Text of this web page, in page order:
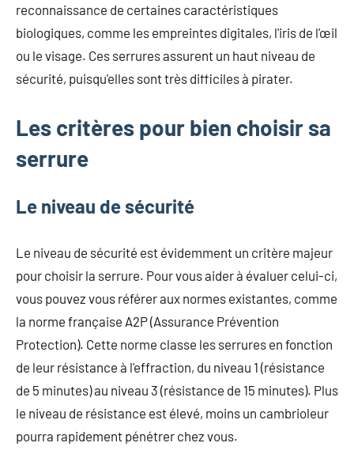
reconnaissance de certaines caractéristiques
biologiques, comme les empreintes digitales, l'iris de l'œil
ou le visage. Ces serrures assurent un haut niveau de
sécurité, puisqu'elles sont très difficiles à pirater.
Les critères pour bien choisir sa
serrure
Le niveau de sécurité
Le niveau de sécurité est évidemment un critère majeur
pour choisir la serrure. Pour vous aider à évaluer celui-ci,
vous pouvez vous référer aux normes existantes, comme
la norme française A2P (Assurance Prévention
Protection). Cette norme classe les serrures en fonction
de leur résistance à l'effraction, du niveau 1 (résistance
de 5 minutes) au niveau 3 (résistance de 15 minutes). Plus
le niveau de résistance est élevé, moins un cambrioleur
pourra rapidement pénétrer chez vous.